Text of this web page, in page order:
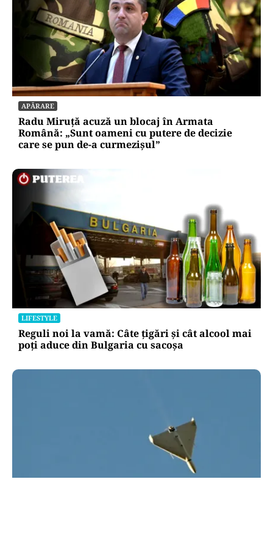
APĂRARE
Radu Miruță acuză un blocaj în Armata
Română: „Sunt oameni cu putere de decizie
care se pun de-a curmezișul”
LIFESTYLE
Reguli noi la vamă: Câte țigări și cât alcool mai
poți aduce din Bulgaria cu sacoșa